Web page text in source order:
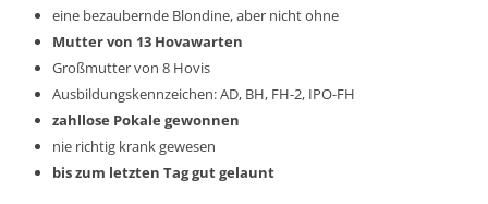
eine bezaubernde Blondine, aber nicht ohne
Mutter von 13 Hovawarten
Großmutter von 8 Hovis
Ausbildungskennzeichen: AD, BH, FH-2, IPO-FH
zahllose Pokale gewonnen
nie richtig krank gewesen
bis zum letzten Tag gut gelaunt